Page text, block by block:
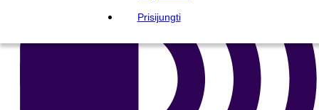
Prisijungti